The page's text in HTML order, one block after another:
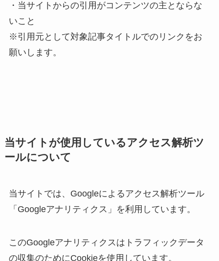
・当サイトからの引用がコンテンツの主とならな
いこと
※引用元として対象記事タイトルでのリンクをお
願いします。
当サイトが使用しているアクセス解析ツ
ールについて
当サイトでは、Googleによるアクセス解析ツール
「Googleアナリティクス」を利用しています。
このGoogleアナリティクスはトラフィックデータ
の収集のためにCookieを使用しています。